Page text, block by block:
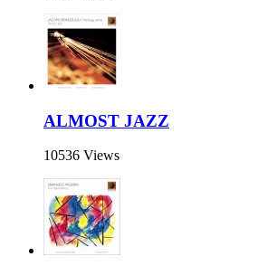
ALMOST JAZZ
10536 Views